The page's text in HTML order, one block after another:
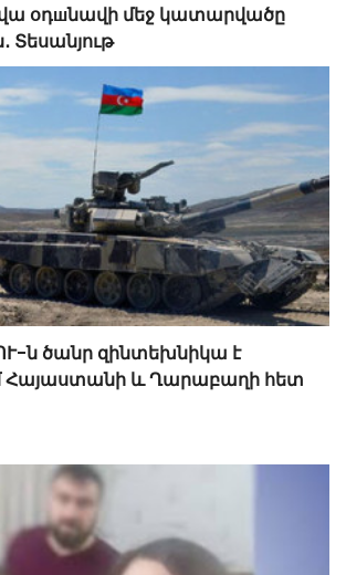
օդшնավի մեջ կատարվածը
Տեսանյութ
ն ծանր զինտեխնիկա է
և Ղարաբաղի հետ